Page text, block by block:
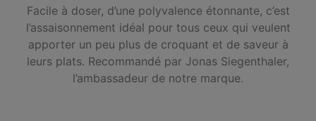
Facile à doser, d’une polyvalence étonnante, c’est
l’assaisonnement idéal pour tous ceux qui veulent
apporter un peu plus de croquant et de saveur à
leurs plats. Recommandé par Jonas Siegenthaler,
l’ambassadeur de notre marque.